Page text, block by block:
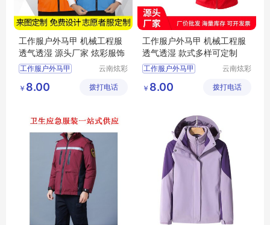
工作服户外马甲 机械工程服
透气透湿 源头厂家 炫彩服饰
工作服户外马甲
工作服户外马甲价格
云南炫彩
公司
￥ 8.00 拨打电话
工作服户外马甲 机械工程服
透气透湿 款式多样可定制
工作服户外马甲
工作服户外马甲价格
云南炫彩
公司
￥ 8.00 拨打电话